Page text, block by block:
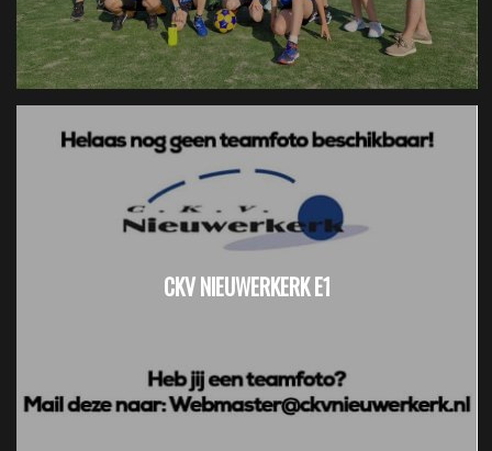
CKV NIEUWERKERK E1